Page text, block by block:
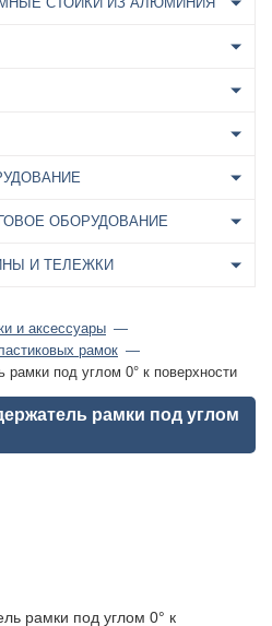
ОБОРУДОВАНИЕ
И ТЕЛЕЖКИ
и аксессуары
рамок
рамки под углом 0° к поверхности
рамки под углом
рамки под углом 0° к